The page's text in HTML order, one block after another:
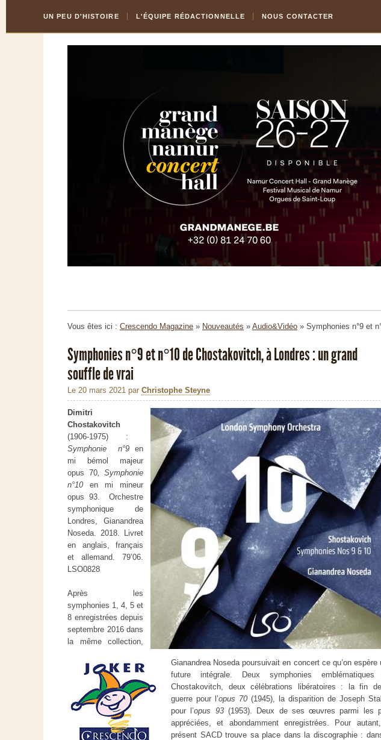
Content
la
UN PEU D'HISTOIRE L'ÉQUIPE RÉDACTIONNELLE NOUS CONTACTER
Vous êtes ici : Crescendo Magazine » Nouveautés » Audio&Vidéo » Symphonies n°9 et
Symphonies n°9 et n°10 de Chostakovitch, à Londres : un grand
souffle de vrai
Le 20 mars 2021 par Christophe Steyne
Dimitri
Chostakovitch
(1906-1975) :
Symphonie n°9 en
mi bémol majeur
opus 70, Symphonie
n°10 en mi mineur
opus 93. Orchestre
symphonique de
Londres, Gianandrea
Noseda. 2018. Livret
en anglais, français
et allemand. 79’06.
LSO0828
Après les
symphonies 1, 4, 5 et
8 enregistrées depuis
septembre 2016 dans
la même collection,
Gianandrea Noseda poursuivait en concert ce qu’on espère
future intégrale. Deux symphonies emblématiques
Chostakovitch, deux célébrations libératoires : la fin
guerre pour l’opus 70 (1945), la disparition de Joseph
pour l’opus 93(1953). Deux de ses œuvres parmi les
appréciées, et abondamment enregistrées. Pour
présent SACD trouve sa place dans la discographie :